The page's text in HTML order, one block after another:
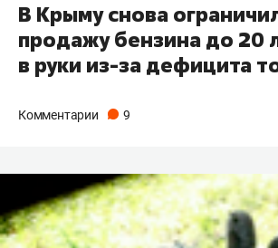
В Крыму снова
продажу бензина до 20
в руки из-за дефицита
Комментарии 9